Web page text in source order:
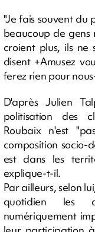
"Je fais souvent du
beaucoup de gens
croient plus, ils ne
disent +Amusez
ferez rien pour
D'après Julien
politisation des
Roubaix n'est
composition socio-
est dans les
explique-t-il.
Par ailleurs, selon
quotidien les
numériquement